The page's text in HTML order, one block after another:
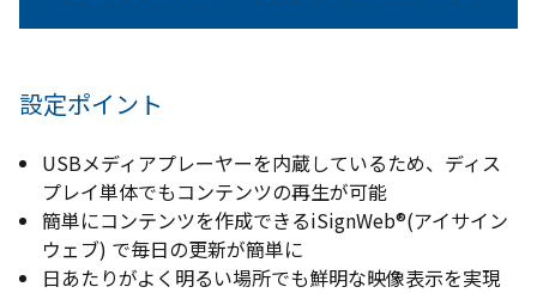
設定ポイント
USBメディアプレーヤーを内蔵しているため、ディス
プレイ単体でもコンテンツの再生が可能
簡単にコンテンツを作成できるiSignWeb®(アイサイン
ウェブ) で毎日の更新が簡単に
日あたりがよく明るい場所でも鮮明な映像表示を実現